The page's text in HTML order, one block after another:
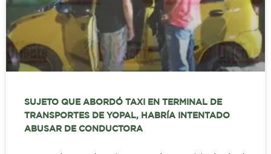
SUJETO QUE ABORDÓ TAXI EN TERMINAL DE
TRANSPORTES DE YOPAL, HABRÍA INTENTADO
ABUSAR DE CONDUCTORA